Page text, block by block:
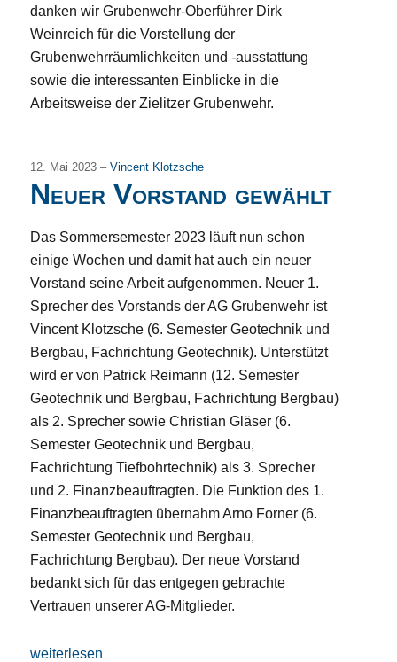
danken wir Grubenwehr-Oberführer Dirk
Weinreich für die Vorstellung der
Grubenwehrräumlichkeiten und -ausstattung
sowie die interessanten Einblicke in die
Arbeitsweise der Zielitzer Grubenwehr.
12. Mai 2023 –Vincent Klotzsche
Neuer Vorstand gewählt
Das Sommersemester 2023 läuft nun schon
einige Wochen und damit hat auch ein neuer
Vorstand seine Arbeit aufgenommen. Neuer 1.
Sprecher des Vorstands der AG Grubenwehr ist
Vincent Klotzsche (6. Semester Geotechnik und
Bergbau, Fachrichtung Geotechnik). Unterstützt
wird er von Patrick Reimann (12. Semester
Geotechnik und Bergbau, Fachrichtung Bergbau)
als 2. Sprecher sowie Christian Gläser (6.
Semester Geotechnik und Bergbau,
Fachrichtung Tiefbohrtechnik) als 3. Sprecher
und 2. Finanzbeauftragten. Die Funktion des 1.
Finanzbeauftragten übernahm Arno Forner (6.
Semester Geotechnik und Bergbau,
Fachrichtung Bergbau). Der neue Vorstand
bedankt sich für das entgegen gebrachte
Vertrauen unserer AG-Mitglieder.
„Neuer Vorstand gewählt“
weiterlesen